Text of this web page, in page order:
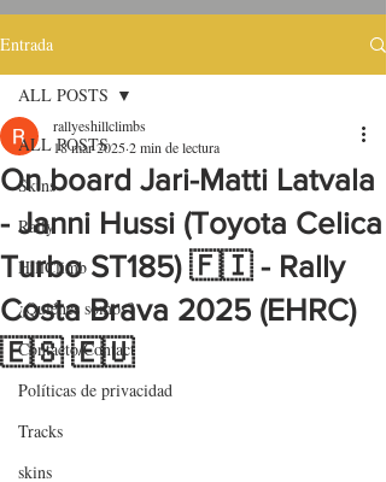
Entrada
ALL POSTS
Skins
Rally
HillClimb
¿Quiénes somos?
Contacto/Contact
Políticas de privacidad
Tracks
skins
ALL POSTS
On board Jari-Matti Latvala
- Janni Hussi (Toyota Celica
Turbo ST185) 🇫🇮 - Rally
Costa Brava 2025 (EHRC)
🇪🇸 🇪🇺
rallyeshillclimbs
18 mar 20252 min de lectura